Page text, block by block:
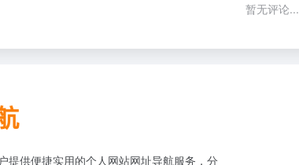
暂无评论...
提供便捷实用的个人网站网址导航服务，分